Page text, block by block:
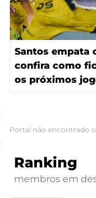
Santos empata
confira como
os próximos
Portal não encontrado
Ranking
membros em